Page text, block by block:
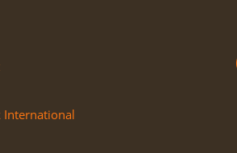
International